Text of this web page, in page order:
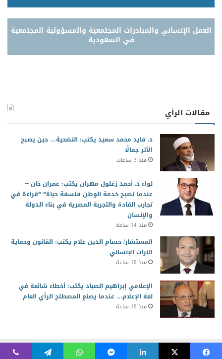
العمل الإنساني والمبادرات المجتمعية والمسؤولية المجتمعية
في السعودية
مقالات الرأي
د. فايد محمد سعيد يكتب: التضحية… حين يصبح
الأثر جمالًا
منذ 3 ساعات
لواء د. أحمد زغلول مهران يكتب: عمران خان ••
عندما تصبح خدمة الوطن فلسفة حياة* *قراءة في
تجارب القادة والتجربة المصرية في بناء الدولة
والإنسان
منذ 14 ساعة
المستشار/ حسام الدين علام يكتب: القانون وحماية
التراث الإنساني
منذ 19 ساعة
الإعلامي إبراهيم الصياد يكتب: أخطاء شائعة في
لغة الإعلام… عندما يصنع المصطلح الرأي العام
منذ 19 ساعة